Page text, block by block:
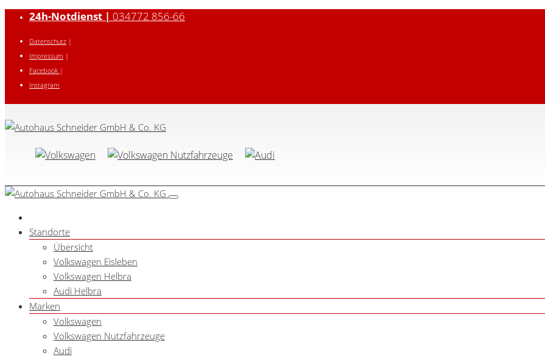
24h-Notdienst | 034772 856-66
Datenschutz |
Impressum |
Facebook |
Instagram
Standorte
Übersicht
Volkswagen Eisleben
Volkswagen Helbra
Audi Helbra
Marken
Volkswagen
Volkswagen Nutzfahrzeuge
Audi